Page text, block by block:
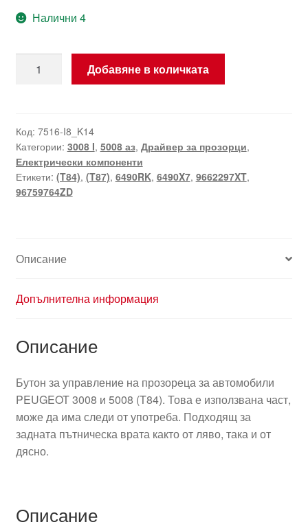
Налични 4
електрическо
стъкло
Peugeot
3008
и
Добавяне в количката
Код: 7516-I8_K14
Категории: 3008 I, 5008 аз, Драйвер за прозорци,
Електрически компоненти
Етикети: (T84), (T87), 6490RK, 6490X7, 9662297XT,
96759764ZD
Описание
Допълнителна информация
Описание
Бутон за управление на прозореца за автомобили
PEUGEOT 3008 и 5008 (T84). Това е използвана част,
може да има следи от употреба. Подходящ за
задната пътническа врата както от ляво, така и от
дясно.
Описание